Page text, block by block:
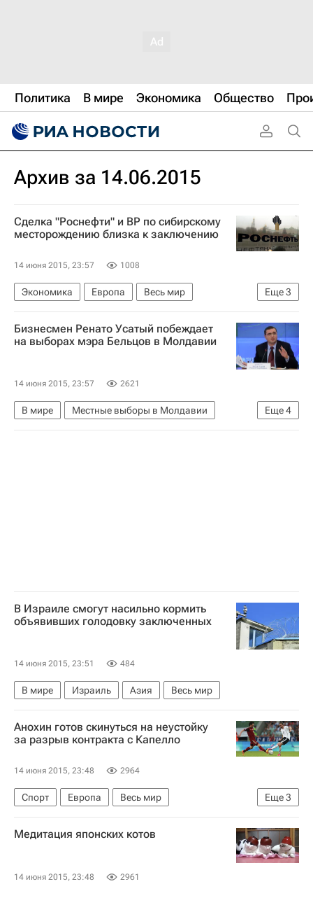
Политика В мире Экономика Общество
Архив за 14.06.2015
Сделка "Роснефти" и BP по сибирскому
месторождению близка к заключению
14 июня 2015, 23:57 1008
Еще3
Экономика Европа
Весь мир
Роснефть
BP Plc. Россия
Бизнесмен Ренато Усатый побеждает
на выборах мэра Бельцов в Молдавии
14 июня 2015, 23:57 2621
Еще4
В мире
Местные выборы в Молдавии
Молдавия
Европа
Весь мир
В Израиле смогут насильно кормить
объявивших голодовку заключенных
14 июня 2015, 23:51 484
В мире Израиль Азия Весь мир
Анохин готов скинуться на неустойку
за разрыв контракта с Капелло
14 июня 2015, 23:48 2964
Еще3
Спорт Европа
Весь мир
Фабио Капелло
Сергей Анохин Россия
Медитация японских котов
14 июня 2015, 23:48 2961